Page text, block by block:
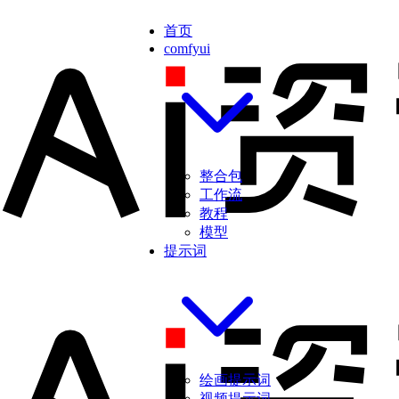
首页
comfyui
整合包
工作流
教程
模型
提示词
绘画提示词